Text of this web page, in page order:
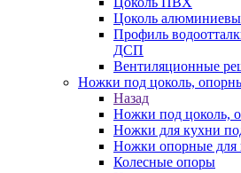
Цоколь
Профиль
ДСП
Вентиляционные
Ножки под цоколь,
Назад
Ножки под цоколь,
Ножки для кухни
Ножки опорные для
Колесные опоры